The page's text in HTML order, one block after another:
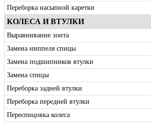
Переборка насыпной каретки
КОЛЕСА И ВТУЛКИ
Выравнивание зонта
Замена ниппеля спицы
Замена подшипников втулки
Замена спицы
Переборка задней втулки
Переборка передней втулки
Переспицовка колеса